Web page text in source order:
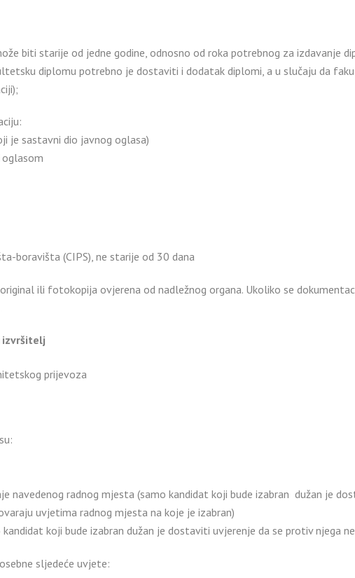
biti starije od jedne godine, odnosno od roka potrebnog za izdavanje
diplomu potrebno je dostaviti i dodatak diplomi, a u slučaju da
je sastavni dio javnog oglasa)
boravišta (CIPS), ne starije od 30 dana
ili fotokopija ovjerena od nadležnog organa. Ukoliko se
izvršitelj
prijevoza
navedenog radnog mjesta (samo kandidat koji bude izabran dužan je
uvjetima radnog mjesta na koje je izabran)
koji bude izabran dužan je dostaviti uvjerenje da se protiv njega
sljedeće uvjete: